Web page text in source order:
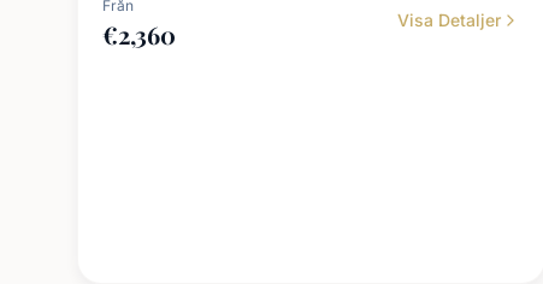
Från
€2,360 Visa Detaljer